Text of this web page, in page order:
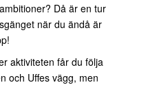
Då är en tur
när du ändå är
aktiviteten får du följa
och Uffes vägg, men